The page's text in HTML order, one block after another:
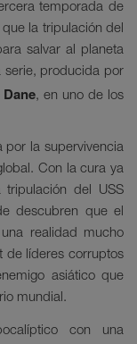
temporada de
la tripulación del
salvar al planeta
serie, producida por
, en uno de los
por la supervivencia
Con la cura ya
del USS
descubren que el
realidad mucho
de líderes corruptos
asiático que
mundial.
con una